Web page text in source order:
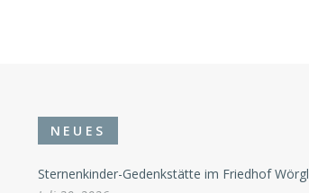
NEUES
Sternenkinder-Gedenkstätte im Friedhof Wörgl